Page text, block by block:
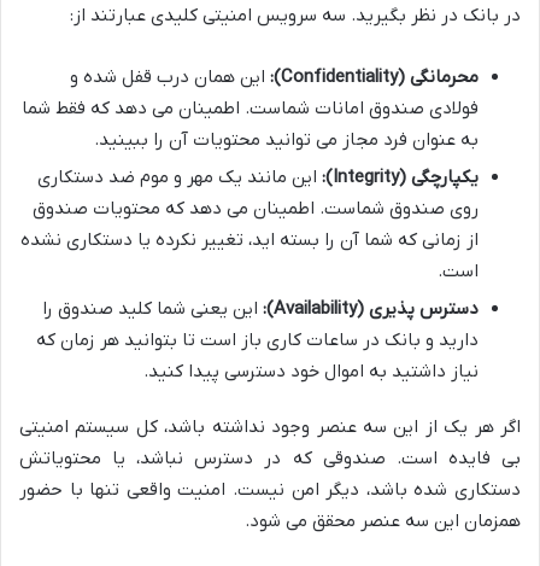
در بانک در نظر بگیرید. سه سرویس امنیتی کلیدی عبارتند از:
محرمانگی (Confidentiality):
این همان درب قفل شده و
فولادی صندوق امانات شماست. اطمینان می دهد که فقط شما
به عنوان فرد مجاز می توانید محتویات آن را ببینید.
یکپارچگی (Integrity):
این مانند یک مهر و موم ضد دستکاری
روی صندوق شماست. اطمینان می دهد که محتویات صندوق
از زمانی که شما آن را بسته اید، تغییر نکرده یا دستکاری نشده
است.
دسترس پذیری (Availability):
این یعنی شما کلید صندوق را
دارید و بانک در ساعات کاری باز است تا بتوانید هر زمان که
نیاز داشتید به اموال خود دسترسی پیدا کنید.
اگر هر یک از این سه عنصر وجود نداشته باشد، کل سیستم امنیتی
بی فایده است. صندوقی که در دسترس نباشد، یا محتویاتش
دستکاری شده باشد، دیگر امن نیست. امنیت واقعی تنها با حضور
همزمان این سه عنصر محقق می شود.